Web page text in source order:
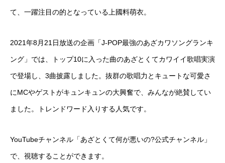
て、一躍注目の的となっている上國料萌衣。
2021年8月21日放送の企画「J-POP最強のあざカワソングランキ
ング」では、トップ10に入った曲のあざとくてカワイイ歌唱実演
で登場し、3曲披露しました。抜群の歌唱力とキュートな可愛さ
にMCやゲストがキュンキュンの大興奮で、みんなが絶賛してい
ました。トレンドワード入りする人気です。
YouTubeチャンネル「あざとくて何が悪いの?公式チャンネル」
で、視聴することができます。